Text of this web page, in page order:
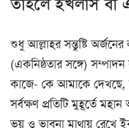
তাহলে ইখলাস বা
শুধু আল্লাহর সন্তুষ্টি
(একনিষ্ঠতার সঙ্গে)
কাজে- কে আমাকে দেখছে,
সর্বক্ষণ প্রতিটি মুহূর্তে
ভয় ও ভাবনা মাথায় রেখে